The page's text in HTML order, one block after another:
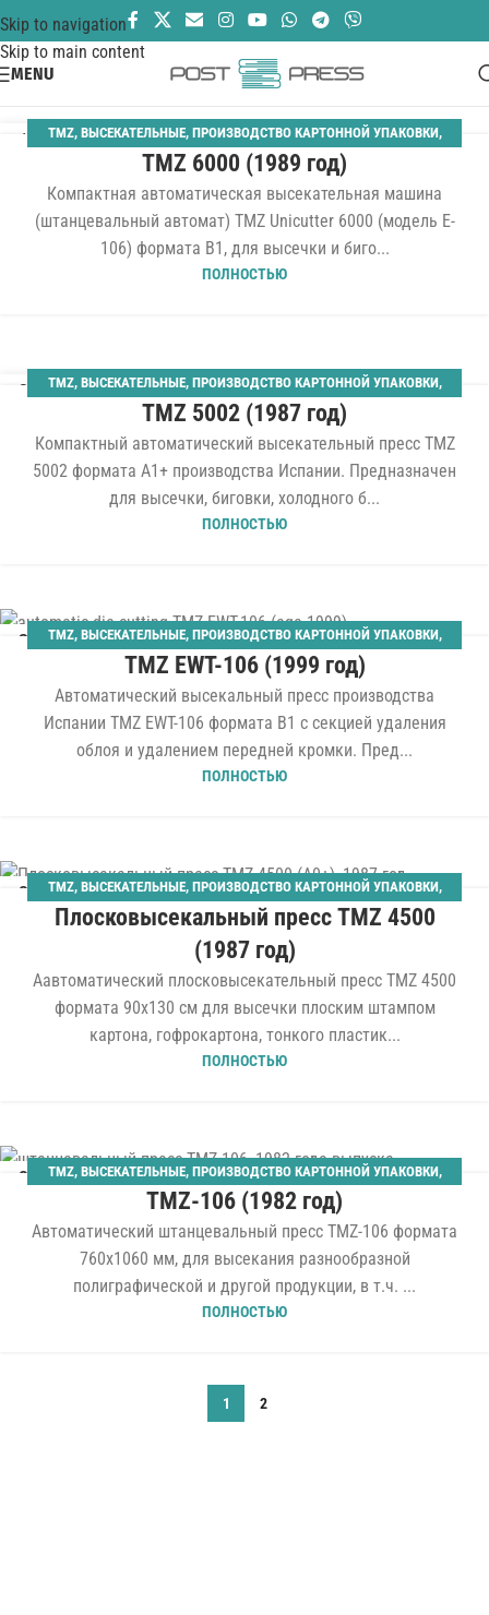
Skip to navigation
Skip to main content
MENU
13 TMZ, ВЫСЕКАТЕЛЬНЫЕ, ПРОИЗВОДСТВО КАРТОННОЙ УПАКОВКИ,
ШТАНЦАГРЕГАТЫ
TMZ 6000 (1989 год)
Компактная автоматическая высекательная машина
(штанцевальный автомат) TMZ Unicutter 6000 (модель E-
106) формата B1, для высечки и биго...
ПОЛНОСТЬЮ
28 TMZ, ВЫСЕКАТЕЛЬНЫЕ, ПРОИЗВОДСТВО КАРТОННОЙ УПАКОВКИ,
ШТАНЦАГРЕГАТЫ
TMZ 5002 (1987 год)
Компактный автоматический высекательный пресс TMZ
5002 формата A1+ производства Испании. Предназначен
для высечки, биговки, холодного б...
ПОЛНОСТЬЮ
24 TMZ, ВЫСЕКАТЕЛЬНЫЕ, ПРОИЗВОДСТВО КАРТОННОЙ УПАКОВКИ,
ШТАНЦАГРЕГАТЫ
TMZ EWT-106 (1999 год)
Автоматический высекальный пресс производства
Испании TMZ EWT-106 формата B1 с секцией удаления
облоя и удалением передней кромки. Пред...
ПОЛНОСТЬЮ
08 TMZ, ВЫСЕКАТЕЛЬНЫЕ, ПРОИЗВОДСТВО КАРТОННОЙ УПАКОВКИ,
ШТАНЦАГРЕГАТЫ
Плосковысекальный пресс TMZ 4500
(1987 год)
Аавтоматический плосковысекательный пресс TMZ 4500
формата 90x130 см для высечки плоским штампом
картона, гофрокартона, тонкого пластик...
ПОЛНОСТЬЮ
08 TMZ, ВЫСЕКАТЕЛЬНЫЕ, ПРОИЗВОДСТВО КАРТОННОЙ УПАКОВКИ,
ШТАНЦАГРЕГАТЫ
TMZ-106 (1982 год)
Автоматический штанцевальный пресс TMZ-106 формата
760x1060 мм, для высекания разнообразной
полиграфической и другой продукции, в т.ч. ...
ПОЛНОСТЬЮ
1 2